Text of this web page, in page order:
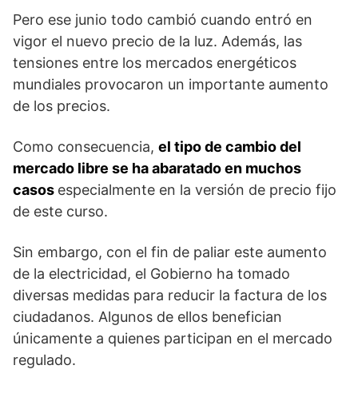
Pero ese junio todo cambió cuando entró en
vigor el nuevo precio de la luz. Además, las
tensiones entre los mercados energéticos
mundiales provocaron un importante aumento
de los precios.
Como consecuencia, el tipo de cambio del
mercado libre se ha abaratado en muchos
casos especialmente en la versión de precio fijo
de este curso.
Sin embargo, con el fin de paliar este aumento
de la electricidad, el Gobierno ha tomado
diversas medidas para reducir la factura de los
ciudadanos. Algunos de ellos benefician
únicamente a quienes participan en el mercado
regulado.